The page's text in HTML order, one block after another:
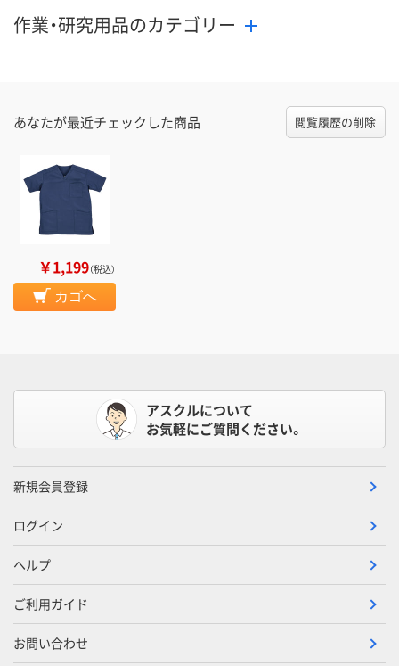
作業・研究用品のカテゴリー
あなたが最近チェックした商品 閲覧履歴の削除
￥1,199（税込）
カゴへ
アスクルについて
お気軽にご質問ください。
新規会員登録
ログイン
ヘルプ
ご利用ガイド
お問い合わせ